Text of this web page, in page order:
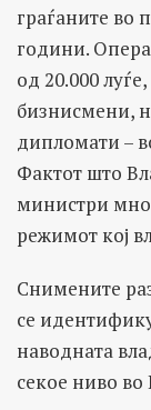
граѓаните во
години.
од 20.000
бизнисмени,
дипломати –
Фактот што
министри
режимот кој
Снимените
се
наводната
секое ниво во